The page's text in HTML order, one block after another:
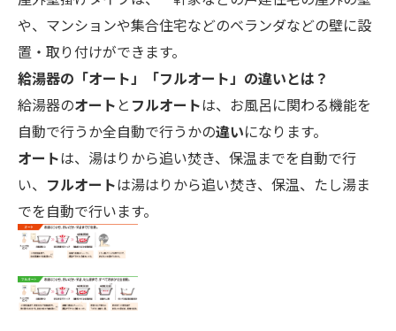
や、マンションや集合住宅などのベランダなどの壁に設
置・取り付けができます。
給湯器の「オート」「フルオート」の違いとは？
給湯器のオート と フルオートは、お風呂に関わる機能を
自動で行うか全自動で行うかの違いになります。
オートは、湯はりから追い焚き、保温までを自動で行
い、 フルオートは湯はりから追い焚き、保温、たし湯ま
でを自動で行います。